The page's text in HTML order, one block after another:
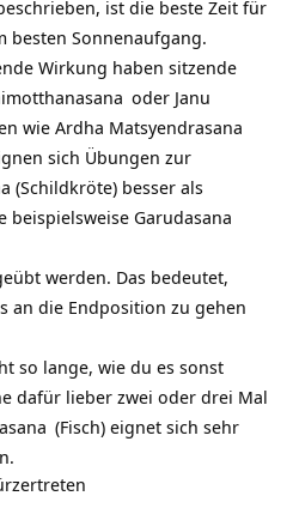
ist die beste Zeit für
besten Sonnenaufgang.
Wirkung haben sitzende
oder Janu
wie Ardha Matsyendrasana
sich Übungen zur
(Schildkröte) besser als
beispielsweise Garudasana
werden. Das bedeutet,
an die Endposition zu gehen
so lange, wie du es sonst
dafür lieber zwei oder drei Mal
(Fisch) eignet sich sehr